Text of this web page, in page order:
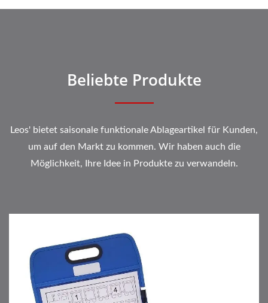
Beliebte Produkte
Leos' bietet saisonale funktionale Ablageartikel für Kunden,
um auf den Markt zu kommen. Wir haben auch die
Möglichkeit, Ihre Idee in Produkte zu verwandeln.